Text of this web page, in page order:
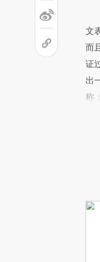
文
而
证
出
称